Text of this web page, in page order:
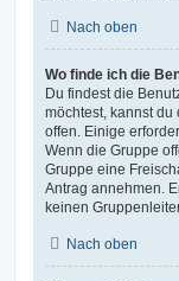
Nach oben
Wo finde ich die
Du findest die
möchtest, kannst
offen. Einige
Wenn die Gruppe
Gruppe eine
Antrag annehmen.
keinen
Nach oben